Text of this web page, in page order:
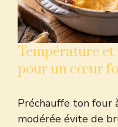
Température et
pour un cœur
Préchauffe ton four
modérée évite de